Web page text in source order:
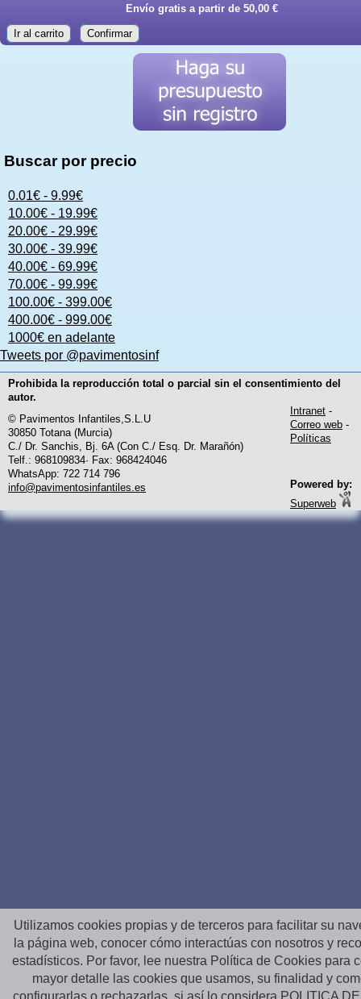
Envío gratis a partir de 50,00 €
Ir al carrito Confirmar
Buscar por precio
0.01€ - 9.99€
10.00€ - 19.99€
20.00€ - 29.99€
30.00€ - 39.99€
40.00€ - 69.99€
70.00€ - 99.99€
100.00€ - 399.00€
400.00€ - 999.00€
1000€ en adelante
Tweets por @pavimentosinf
Prohibida la reproducción total o parcial sin el consentimiento del
autor.
© Pavimentos Infantiles,S.L.U
30850 Totana (Murcia)
C./ Dr. Sanchis, Bj. 6A (Con C./ Esq. Dr. Marañón)
Telf.: 968109834· Fax: 968424046
WhatsApp: 722 714 796
info@pavimentosinfantiles.es
Intranet -
Correo web -
Políticas
Powered by:
Superweb
Utilizamos cookies propias y de terceros para facilitar su
la página web, conocer cómo interactúas con nosotros y
estadísticos. Por favor, lee nuestra Política de Cookies para
mayor detalle las cookies que usamos, su finalidad y
configurarlas o rechazarlas, si así lo considera POLITICA